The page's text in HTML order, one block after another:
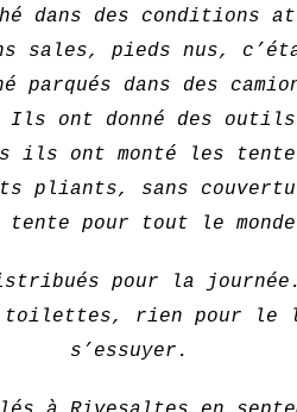
dans des conditions
sales, pieds nus,
parqués dans des
Ils ont donné des outils
ils ont monté les
pliants, sans
tente pour tout le
pour la
toilettes, rien pour le
s’essuyer.